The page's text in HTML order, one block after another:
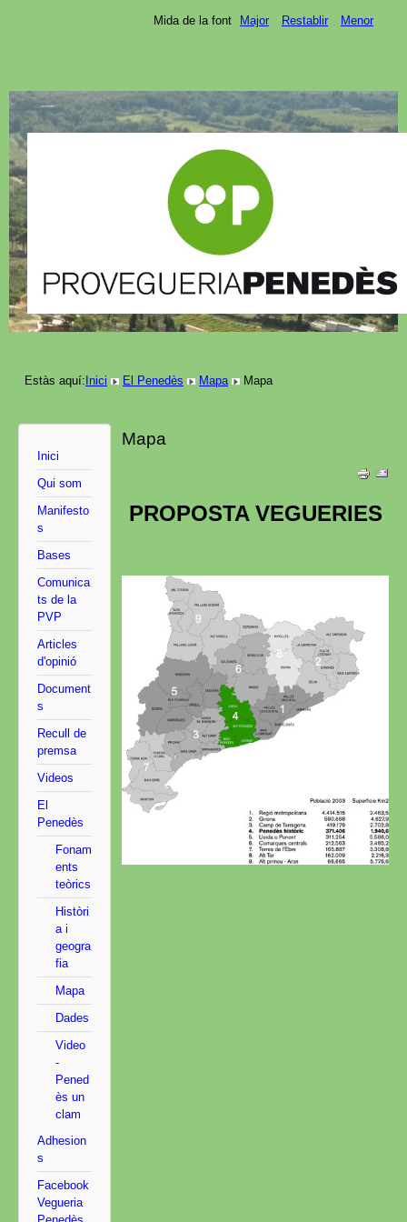
Mida de la font Major Restablir Menor
Estàs aquí:Inici El Penedès Mapa Mapa
Inici
Qui som
Manifesto
s
Bases
Comunica
ts de la
PVP
Articles
d'opinió
Document
s
Recull de
premsa
Videos
El
Penedès
Fonam
ents
teòrics
Històri
a i
geogra
fia
Mapa
Dades
Video
-
Pened
ès un
clam
Adhesion
s
Facebook
Vegueria
Mapa
PROPOSTA VEGUERIES